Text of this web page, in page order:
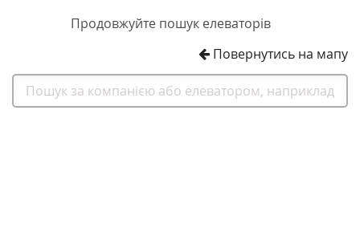
Продовжуйте пошук елеваторів
Повернутись на мапу